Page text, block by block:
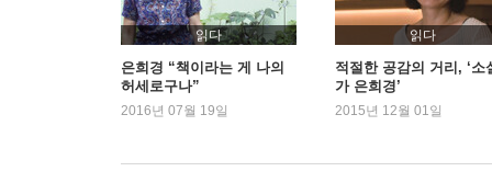
읽다
은희경 “책이라는 게 나의
허세로구나”
2016년 07월 19일
읽다
적절한 공감의 거리, ‘소
가 은희경’
2015년 12월 01일